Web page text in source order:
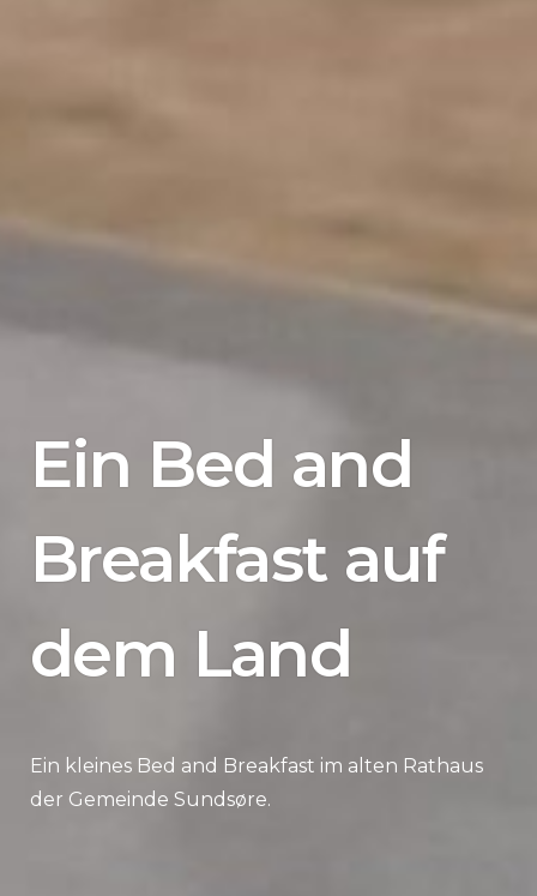
Ein Bed and
Breakfast auf
dem Land
Ein kleines Bed and Breakfast im alten Rathaus
der Gemeinde Sundsøre.